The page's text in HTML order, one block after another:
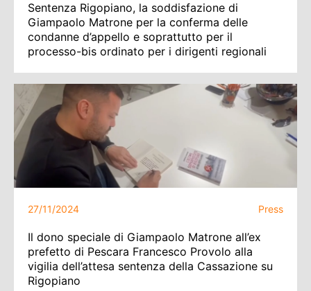
Sentenza Rigopiano, la soddisfazione di
Giampaolo Matrone per la conferma delle
condanne d’appello e soprattutto per il
processo-bis ordinato per i dirigenti regionali
27/11/2024 Press
Il dono speciale di Giampaolo Matrone all’ex
prefetto di Pescara Francesco Provolo alla
vigilia dell’attesa sentenza della Cassazione su
Rigopiano